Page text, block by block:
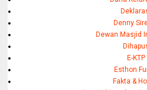
Denny
Dewan Masjid
E-KTP
Esthon
Fakta &